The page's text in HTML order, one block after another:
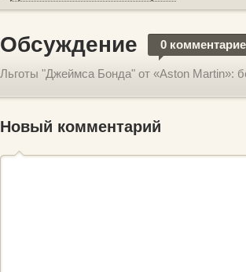
Обсуждение 0
Льготы "Джеймса Бонда" от «Aston Martin»:
Новый комментарий